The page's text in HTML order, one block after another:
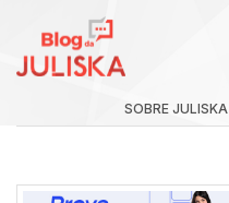
SOBRE JULISKA